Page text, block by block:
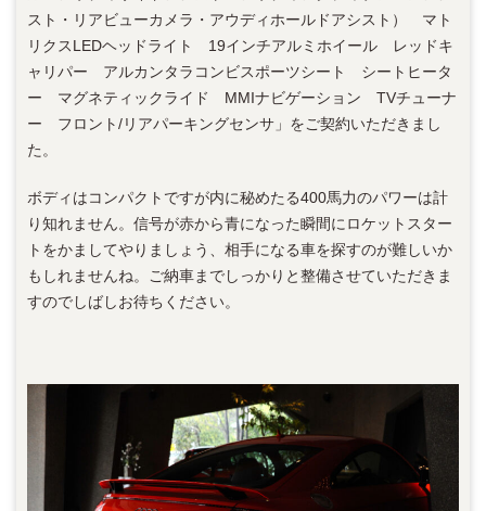
スト・リアビューカメラ・アウディホールドアシスト） マト
リクスLEDヘッドライト 19インチアルミホイール レッドキ
ャリパー アルカンタラコンビスポーツシート シートヒータ
ー マグネティックライド MMIナビゲーション TVチューナ
ー フロント/リアパーキングセンサ」をご契約いただきまし
た。
ボディはコンパクトですが内に秘めたる400馬力のパワーは計
り知れません。信号が赤から青になった瞬間にロケットスター
トをかましてやりましょう、相手になる車を探すのが難しいか
もしれませんね。ご納車までしっかりと整備させていただきま
すのでしばしお待ちください。